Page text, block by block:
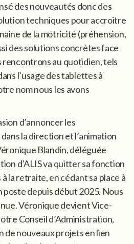
des nouveautés donc des
techniques pour accroitre
de la motricité (préhension,
des solutions concrètes face
rencontrons au quotidien, tels
l’usage des tablettes à
nom nous les avons
d’annoncer les
la direction et l’animation
Blandin, déléguée
d’ALIS va quitter sa fonction
la retraite, en cédant sa place à
poste depuis début 2025. Nous
Véronique devient Vice-
Conseil d’Administration,
de nouveaux projets en lien